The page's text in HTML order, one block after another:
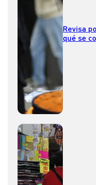
Revisa
qué se